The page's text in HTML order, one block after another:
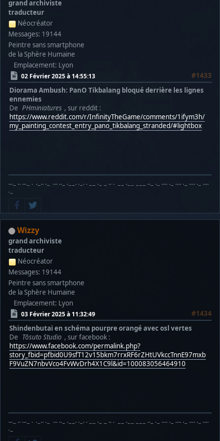
grand archiviste
traducteur
Néocréator
Messages: 19144
Peintre sans smartphone
de la Sphère Humaine
Emplacement: Lyon
02 Février 2025 à 14:55:13
#1433
Diorama Ambush: PanO Tikbalang bloqué derrière les lignes
ennemies
De PHminiatures , sur reddit :
https://www.reddit.com/r/InfinityTheGame/comments/1ifym3h/
my_painting_contest_entry_pano_tikbalang_stranded/#lightbox
···− ·· ···− · ·−·· ·− ··· ··− ·−−· ·−· · −− ·− − ·· · −− ·−− −−− ··− ·− ···· ·− ···· ·− ···· ·− ····
·−
Wizzy
grand archiviste
traducteur
Néocréator
Messages: 19144
Peintre sans smartphone
de la Sphère Humaine
Emplacement: Lyon
03 Février 2025 à 11:32:49
#1434
Shindenbutai en schéma pourpre orangé avec osl vertes
De Tōsuto Studio , sur facebook :
https://www.facebook.com/permalink.php?
story_fbid=pfbid0U9sfT12v15bkm7rrxRF6rZHtUVkccTnnE97mxb
F9VuZN7nbvVco4FvWvDrh4X1C9l&id=100083056464910
···− ·· ···− · ·−·· ·− ··· ··− ·−−· ·−· · −− ·− − ·· · −− ·−− −−− ··− ·− ···· ·− ···· ·− ···· ·− ····
·−